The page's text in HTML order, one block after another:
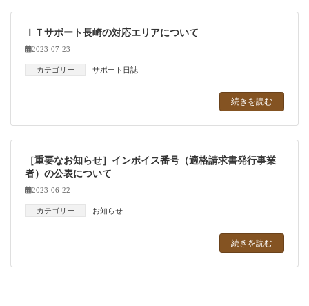
ＩＴサポート長崎の対応エリアについて
2023-07-23
カテゴリー サポート日誌
続きを読む
［重要なお知らせ］インボイス番号（適格請求書発行事業
者）の公表について
2023-06-22
カテゴリー お知らせ
続きを読む